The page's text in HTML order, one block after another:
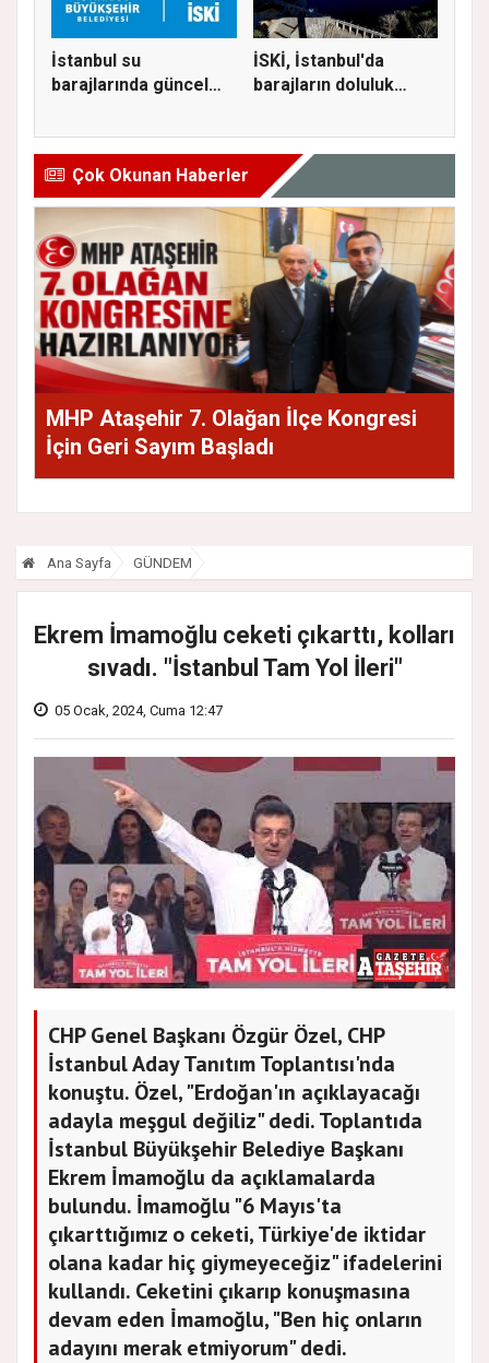
İstanbul su
barajlarında güncel
İSKİ, İstanbul'da
barajların doluluk
Çok Okunan Haberler
MHP Ataşehir 7. Olağan İlçe Kongresi
İçin Geri Sayım Başladı
Ana Sayfa GÜNDEM
Ekrem İmamoğlu ceketi çıkarttı, kolları
sıvadı. "İstanbul Tam Yol İleri"
05 Ocak, 2024, Cuma 12:47
CHP Genel Başkanı Özgür Özel, CHP
İstanbul Aday Tanıtım Toplantısı'nda
konuştu. Özel, "Erdoğan'ın açıklayacağı
adayla meşgul değiliz" dedi. Toplantıda
İstanbul Büyükşehir Belediye Başkanı
Ekrem İmamoğlu da açıklamalarda
bulundu. İmamoğlu "6 Mayıs'ta
çıkarttığımız o ceketi, Türkiye'de iktidar
olana kadar hiç giymeyeceğiz" ifadelerini
kullandı. Ceketini çıkarıp konuşmasına
devam eden İmamoğlu, "Ben hiç onların
adayını merak etmiyorum" dedi.